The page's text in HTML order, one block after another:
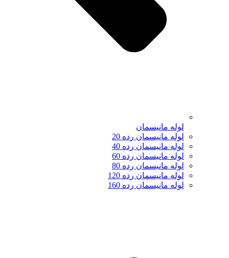
لوله مانیسمان
لوله مانیسمان رده 20
لوله مانیسمان رده 40
لوله مانیسمان رده 60
لوله مانیسمان رده 80
لوله مانیسمان رده 120
لوله مانیسمان رده 160